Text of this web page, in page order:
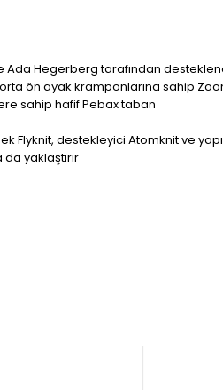
Ada Hegerberg tarafından
ön ayak kramponlarına sahip
sahip hafif Pebax taban
Flyknit, destekleyici Atomknit ve
yaklaştırır